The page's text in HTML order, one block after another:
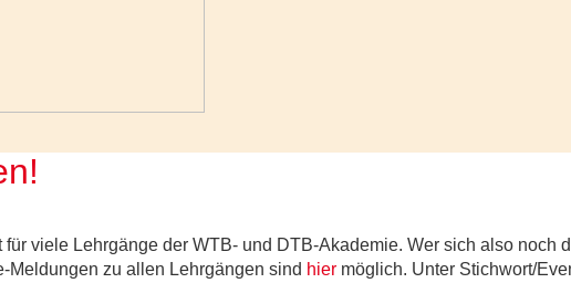
viele Lehrgänge der WTB- und DTB-Akademie. Wer sich also noch
Meldungen zu allen Lehrgängen sind hier möglich. Unter Stichwort/